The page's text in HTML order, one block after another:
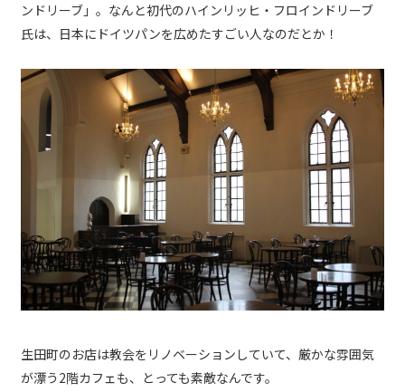
ンドリーブ」。なんと初代のハインリッヒ・フロインドリーブ
氏は、日本にドイツパンを広めたすごい人なのだとか！
生田町のお店は教会をリノベーションしていて、厳かな雰囲気
が漂う2階カフェも、とっても素敵なんです。